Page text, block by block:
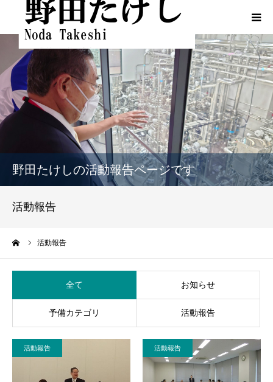
野田たけしの活動報告ページです
活動報告
活動報告
全て お知らせ
予備カテゴリ 活動報告
活動報告 活動報告
HOME
プロフィール
ふるさとでの実績
政策
動画一覧
ご意見・メール